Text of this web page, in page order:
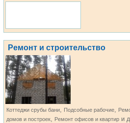
Ремонт и строительство
Коттеджи срубы бани, Подсобные рабочие,
домов и построек, Ремонт офисов и квартир и